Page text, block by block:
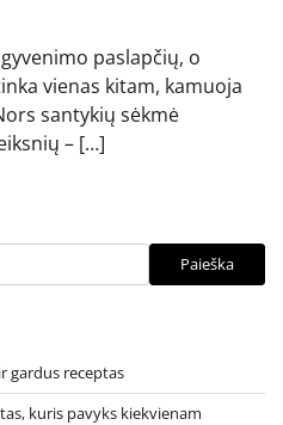
paslapčių, o
vienas kitam, kamuoja
santykių sėkmė
– […]
Paieška
gardus receptas
kuris pavyks kiekvienam